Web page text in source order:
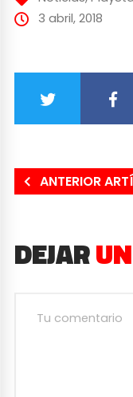
3 abril, 2018
ANTERIOR
DEJAR